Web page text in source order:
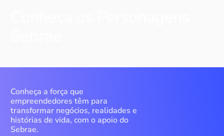
Conheça a força que
empreendedores têm para
transformar negócios, realidades e
histórias de vida, com o apoio do
Sebrae.